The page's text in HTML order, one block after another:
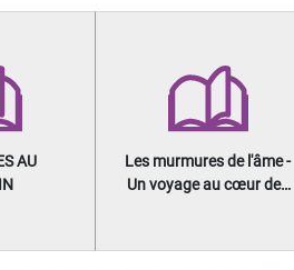
AU
Les murmures de l'âme -
Un voyage au cœur des